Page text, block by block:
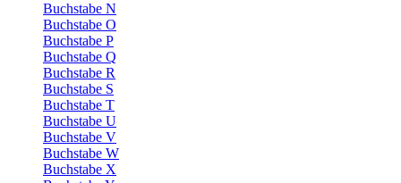
Buchstabe N
Buchstabe O
Buchstabe P
Buchstabe Q
Buchstabe R
Buchstabe S
Buchstabe T
Buchstabe U
Buchstabe V
Buchstabe W
Buchstabe X